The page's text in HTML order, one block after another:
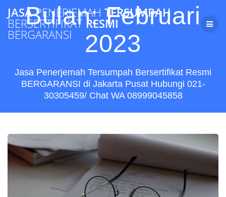
Skip
to
content
JASAPENERJEMAH TERSUMPAH
BERSERTIFIKAT RESMI
BERGARANSI
Bulan:Februari
2023
Jasa Penerjemah Tersumpah Bersertifikat Resmi
BERGARANSI di Jakarta Pusat Hubungi 021-
30305459/ Chat WA 08999045858